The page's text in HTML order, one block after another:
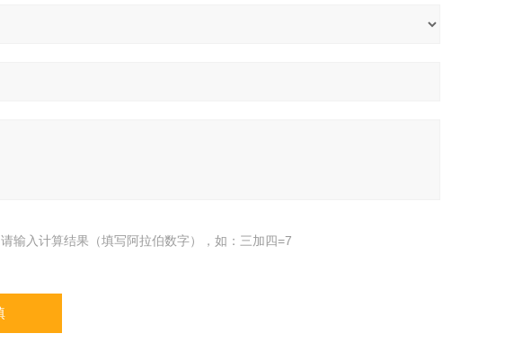
请输入计算结果（填写阿拉伯数字），如：三加四=7